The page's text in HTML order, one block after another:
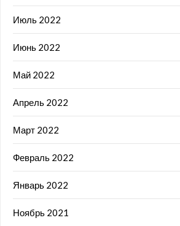
Июль 2022
Июнь 2022
Май 2022
Апрель 2022
Март 2022
Февраль 2022
Январь 2022
Ноябрь 2021